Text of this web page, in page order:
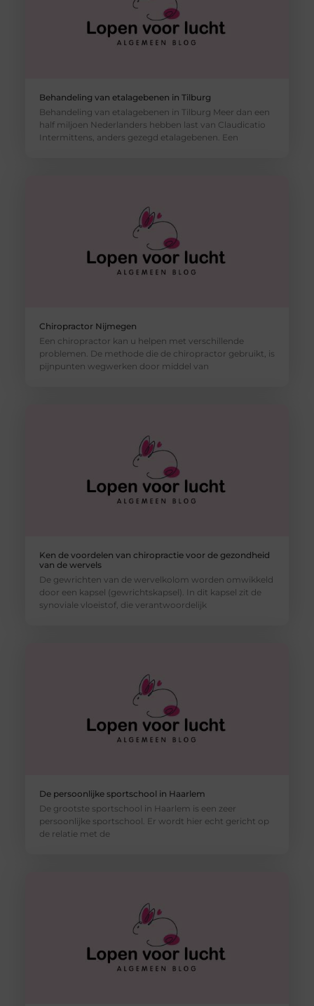
Behandeling van etalagebenen in Tilburg
Behandeling van etalagebenen in Tilburg Meer dan een
half miljoen Nederlanders hebben last van Claudicatio
Intermittens, anders gezegd etalagebenen. Een
Chiropractor Nijmegen
Een chiropractor kan u helpen met verschillende
problemen. De methode die de chiropractor gebruikt, is
pijnpunten wegwerken door middel van
Ken de voordelen van chiropractie voor de gezondheid
van de wervels
De gewrichten van de wervelkolom worden omwikkeld
door een kapsel (gewrichtskapsel). In dit kapsel zit de
synoviale vloeistof, die verantwoordelijk
De persoonlijke sportschool in Haarlem
De grootste sportschool in Haarlem is een zeer
persoonlijke sportschool. Er wordt hier echt gericht op
de relatie met de